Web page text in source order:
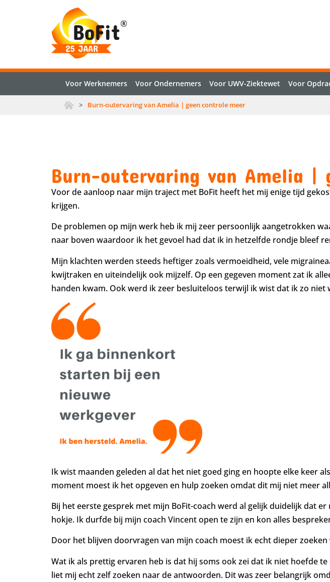
Voor Werknemers Voor Ondernemers Voor UWV-Ziektewet Voor
> Burn-outervaring van Amelia | geen controle meer
Burn-outervaring van Amelia |
Voor de aanloop naar mijn traject met BoFit heeft het mij enige tijd
krijgen.
De problemen op mijn werk heb ik mij zeer persoonlijk aangetrokken
naar boven waardoor ik het gevoel had dat ik in hetzelfde rondje bleef
Mijn klachten werden steeds heftiger zoals vermoeidheid, vele
kwijtraken en uiteindelijk ook mijzelf. Op een gegeven moment zat ik
handen kwam. Ook werd ik zeer besluiteloos terwijl ik wist dat ik zo niet
Ik wist maanden geleden al dat het niet goed ging en hoopte elke keer
moment moest ik het opgeven en hulp zoeken omdat dit mij niet meer
Bij het eerste gesprek met mijn BoFit-coach werd al gelijk duidelijk dat
hokje. Ik durfde bij mijn coach Vincent open te zijn en kon alles
Door het blijven doorvragen van mijn coach moest ik echt dieper
Wat ik als prettig ervaren heb is dat hij soms ook zei dat ik niet hoefde
liet mij echt zelf zoeken naar de antwoorden. Dit was zeer belangrijk